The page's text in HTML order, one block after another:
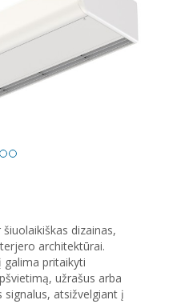
dizainas,
architektūrai.
galima pritaikyti
užrašus arba
atsižvelgiant į